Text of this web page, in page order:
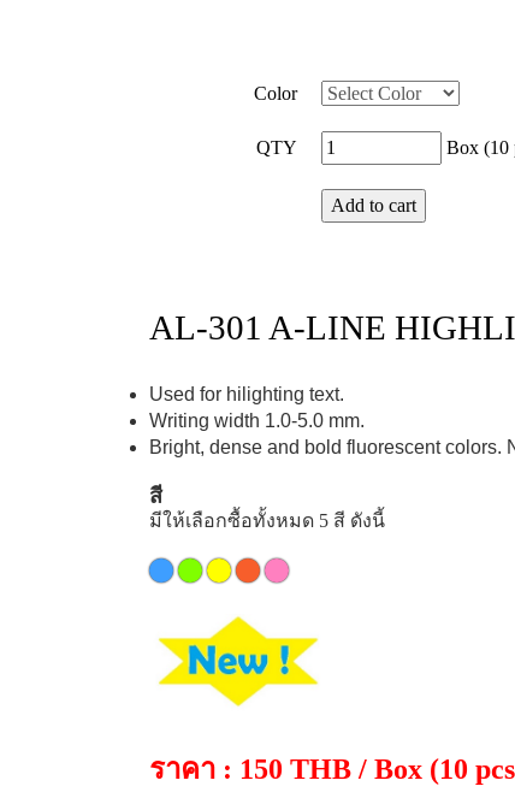
Color
QTY Box (10
AL-301 A-LINE
Used for hilighting text.
Writing width 1.0-5.0 mm.
Bright, dense and bold fluorescent colors.
สี
มีให้เลือกซื้อทั้งหมด 5 สี ดังนี้
ราคา : 150 THB / Box (10